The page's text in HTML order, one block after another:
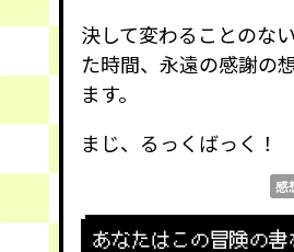
決して変わることのな
た時間、永遠の感謝の
ます。
まじ、るっくばっく！
感
あなたはこの冒険の書